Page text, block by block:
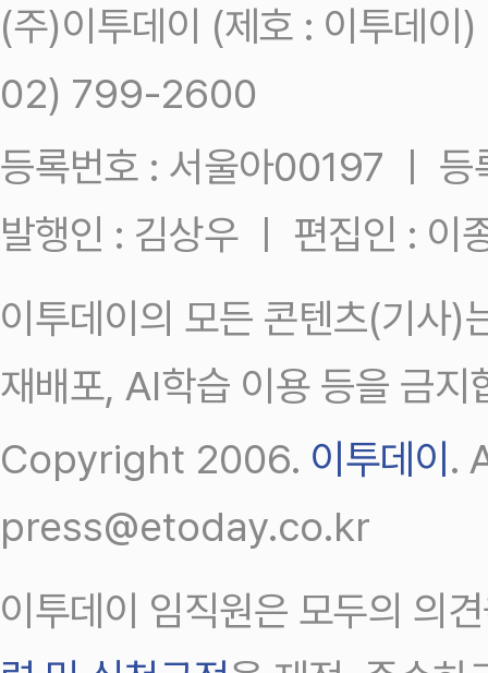
(주)이투데이 (제호 : 이투데
02) 799-2600
등록번호 : 서울아00197 ㅣ
발행인 : 김상우 ㅣ 편집인 : 이
이투데이의 모든 콘텐츠(기사)
재배포, AI학습 이용 등을 금지
Copyright 2006. 이투데이 .
press@etoday.co.kr
이투데이 임직원은 모두의 의